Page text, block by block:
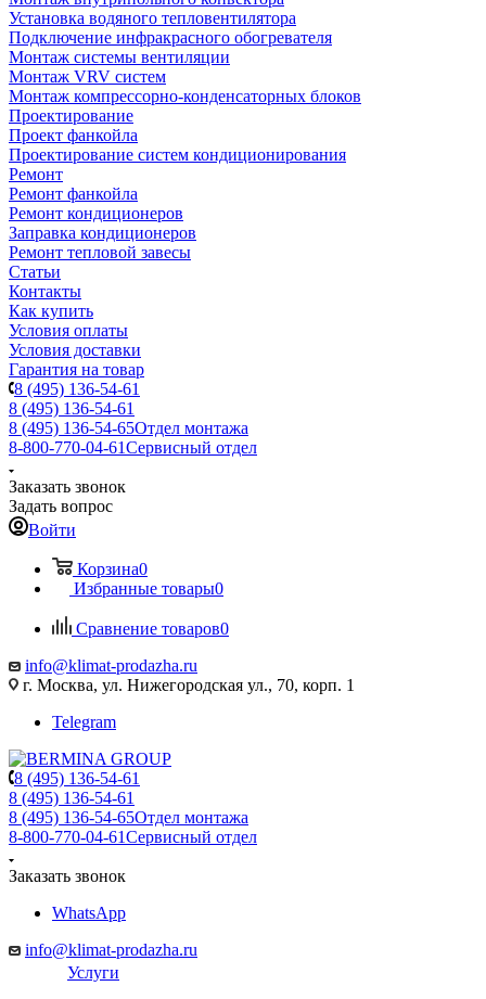
Установка водяного тепловентилятора
Подключение инфракрасного обогревателя
Монтаж системы вентиляции
Монтаж VRV систем
Монтаж компрессорно-конденсаторных блоков
Проектирование
Проект фанкойла
Проектирование систем кондиционирования
Ремонт
Ремонт фанкойла
Ремонт кондиционеров
Заправка кондиционеров
Ремонт тепловой завесы
Статьи
Контакты
Как купить
Условия оплаты
Условия доставки
Гарантия на товар
8 (495) 136-54-61
8 (495) 136-54-61
8 (495) 136-54-65Отдел монтажа
8-800-770-04-61Сервисный отдел
Заказать звонок
Задать вопрос
Войти
Корзина0
Избранные товары0
Сравнение товаров0
info@klimat-prodazha.ru
г. Москва, ул. Нижегородская ул., 70, корп. 1
Telegram
8 (495) 136-54-61
8 (495) 136-54-61
8 (495) 136-54-65Отдел монтажа
8-800-770-04-61Сервисный отдел
Заказать звонок
WhatsApp
info@klimat-prodazha.ru
Услуги